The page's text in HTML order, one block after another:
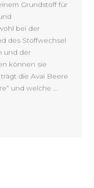
Grundstoff für
bei der
des Stoffwechsel
und der
können sie
die Avai Beere
und welche …
Beere“